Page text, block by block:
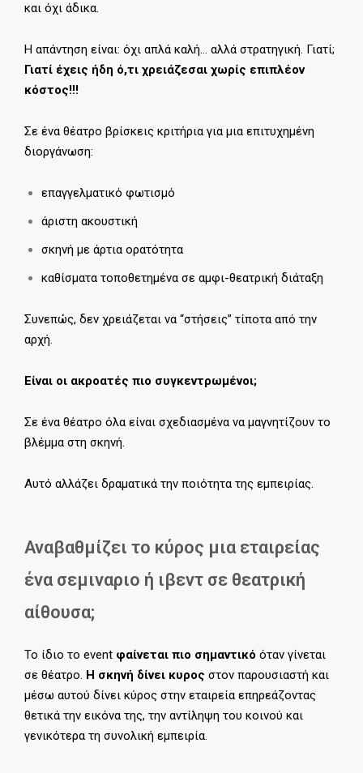
και όχι άδικα.
Η απάντηση είναι: όχι απλά καλή… αλλά στρατηγική. Γιατί;
Γιατί έχεις ήδη ό,τι χρειάζεσαι χωρίς επιπλέον
κόστος!!!
Σε ένα θέατρο βρίσκεις κριτήρια για μια επιτυχημένη
διοργάνωση:
επαγγελματικό φωτισμό
άριστη ακουστική
σκηνή με άρτια ορατότητα
καθίσματα τοποθετημένα σε αμφι-θεατρική διάταξη
Συνεπώς, δεν χρειάζεται να “στήσεις” τίποτα από την
αρχή.
Είναι οι ακροατές πιο συγκεντρωμένοι;
Σε ένα θέατρο όλα είναι σχεδιασμένα να μαγνητίζουν το
βλέμμα στη σκηνή.
Αυτό αλλάζει δραματικά την ποιότητα της εμπειρίας.
Αναβαθμίζει το κύρος μια εταιρείας
ένα σεμιναριο ή ιβεντ σε θεατρική
αίθουσα;
Το ίδιο το event φαίνεται πιο σημαντικό όταν γίνεται
σε θέατρο. Η σκηνή δίνει κυρος στον παρουσιαστή και
μέσω αυτού δίνει κύρος στην εταιρεία επηρεάζοντας
θετικά την εικόνα της, την αντίληψη του κοινού και
γενικότερα τη συνολική εμπειρία.